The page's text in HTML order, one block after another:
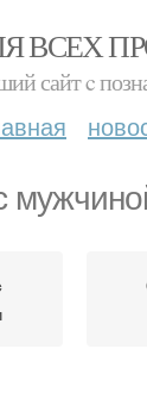
ВСЕХ
сайт c